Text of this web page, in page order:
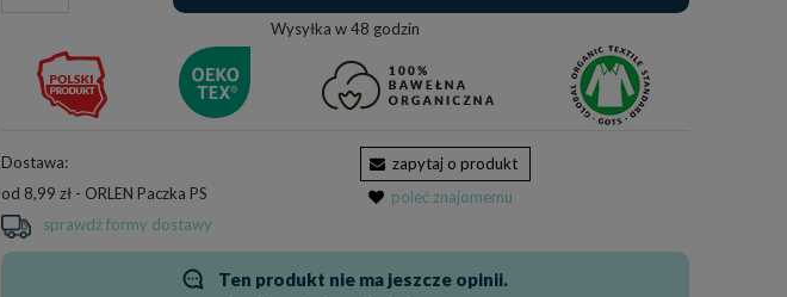
Wysyłka w 48 godzin
Dostawa:
od 8,99 zł - ORLEN Paczka PS
sprawdź formy dostawy
zapytaj o produkt
poleć znajomemu
Ten produkt nie ma jeszcze opinii.